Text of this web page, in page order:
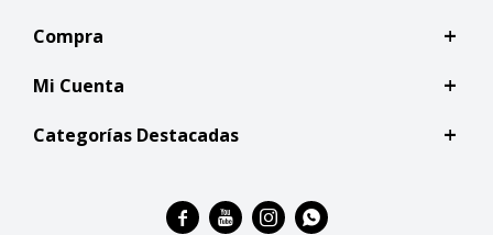
Compra
Mi Cuenta
Categorías Destacadas
   